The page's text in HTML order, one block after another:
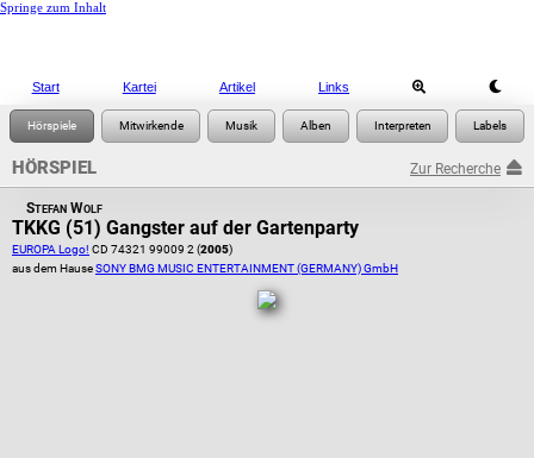
Springe zum Inhalt
Start Kartei Artikel Links
HÖRSPIEL Zur Recherche
Stefan Wolf
TKKG (51) Gangster auf der Gartenparty
EUROPA Logo! CD 74321 99009 2 (2005)
aus dem HauseSONY BMG MUSIC ENTERTAINMENT (GERMANY) GmbH